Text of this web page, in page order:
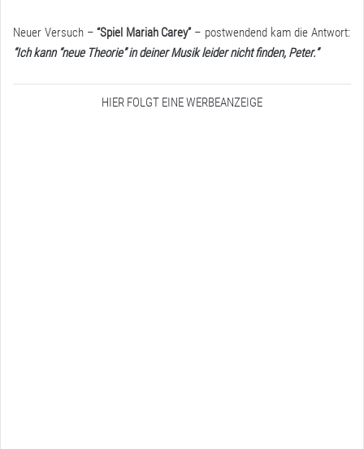
Neuer Versuch –“Spiel Mariah Carey”– postwendend kam die Antwort:
“Ich kann “neue Theorie” in deiner Musik leider nicht finden, Peter.”
HIER FOLGT EINE WERBEANZEIGE